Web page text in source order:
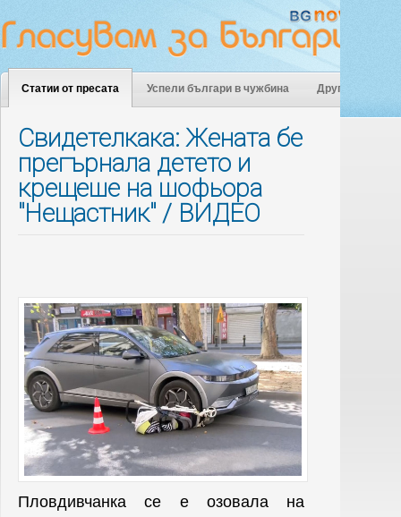
Статии от пресата Успели българи в чужбина Други
Свидетелкака: Жената бе
прегърнала детето и
крещеше на шофьора
"Нещастник" / ВИДЕО
Пловдивчанка се е озовала на